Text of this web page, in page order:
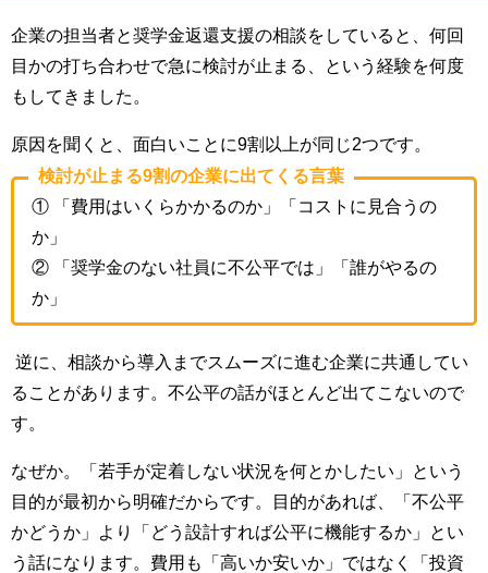
企業の担当者と奨学金返還支援の相談をしていると、何回
目かの打ち合わせで急に検討が止まる、という経験を何度
もしてきました。
原因を聞くと、面白いことに9割以上が同じ 2つです。
検討が止まる9割の企業に出てくる言葉
① 「費用はいくらかかるのか」「コストに見合うの
か」
② 「奨学金のない社員に不公平では」「誰がやるの
か」
逆に、相談から導入までスムーズに進む企業に共通してい
ることがあります。不公平の話がほとんど出てこないので
す。
なぜか。「若手が定着しない状況を何とかしたい」という
目的が最初から明確だからです。目的があれば、「不公平
かどうか」より「どう設計すれば公平に機能するか」とい
う話になります。費用も「高いか安いか」ではなく「投資